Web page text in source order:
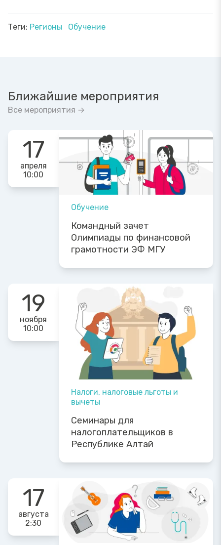
Теги: Регионы Обучение
Ближайшие мероприятия
Все мероприятия →
17
апреля
10:00
Обучение
Командный зачет
Олимпиады по финансовой
грамотности ЭФ МГУ
19
ноября
10:00
Налоги, налоговые льготы и
вычеты
Семинары для
налогоплательщиков в
Республике Алтай
17
августа
2:30